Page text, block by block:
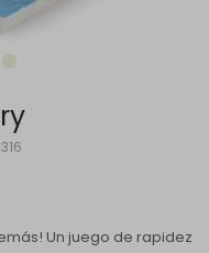
Un juego de rapidez